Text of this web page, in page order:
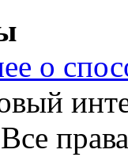
о